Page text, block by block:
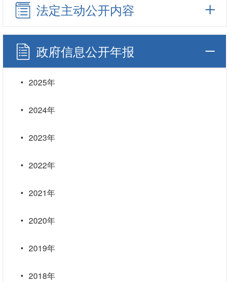
法定主动公开内容
政府信息公开年报
2025年
2024年
2023年
2022年
2021年
2020年
2019年
2018年